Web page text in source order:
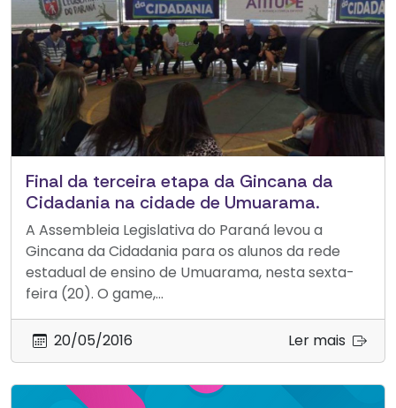
Final da terceira etapa da Gincana da
Cidadania na cidade de Umuarama.
A Assembleia Legislativa do Paraná levou a
Gincana da Cidadania para os alunos da rede
estadual de ensino de Umuarama, nesta sexta-
feira (20). O game,...
20/05/2016 Ler mais